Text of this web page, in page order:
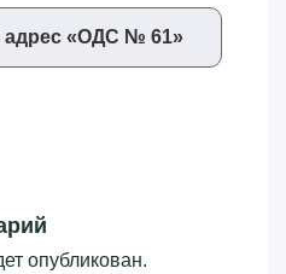
«‎ОДС № 61»‎
опубликован.